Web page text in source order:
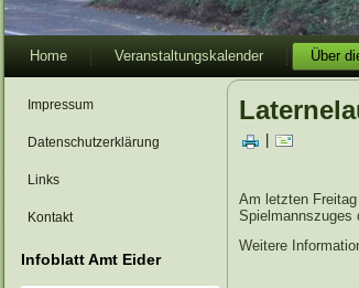
Home Veranstaltungskalender Über
Impressum
Datenschutzerklärung
Links
Kontakt
Infoblatt Amt Eider
Am letzten
Spielmannszuges
Weitere